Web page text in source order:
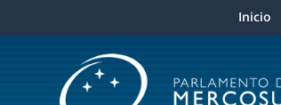
Inicio